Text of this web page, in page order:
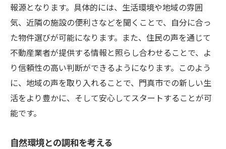
報源となります。具体的には、生活環境や地域の雰囲
気、近隣の施設の便利さなどを聞くことで、自分に合っ
た物件選びが可能になります。また、住民の声を通じて
不動産業者が提供する情報と照らし合わせることで、よ
り信頼性の高い判断ができるようになります。このよう
に、地域の声を取り入れることで、門真市での新しい生
活をより豊かに、そして安心してスタートすることが可
能です。
自然環境との調和を考える